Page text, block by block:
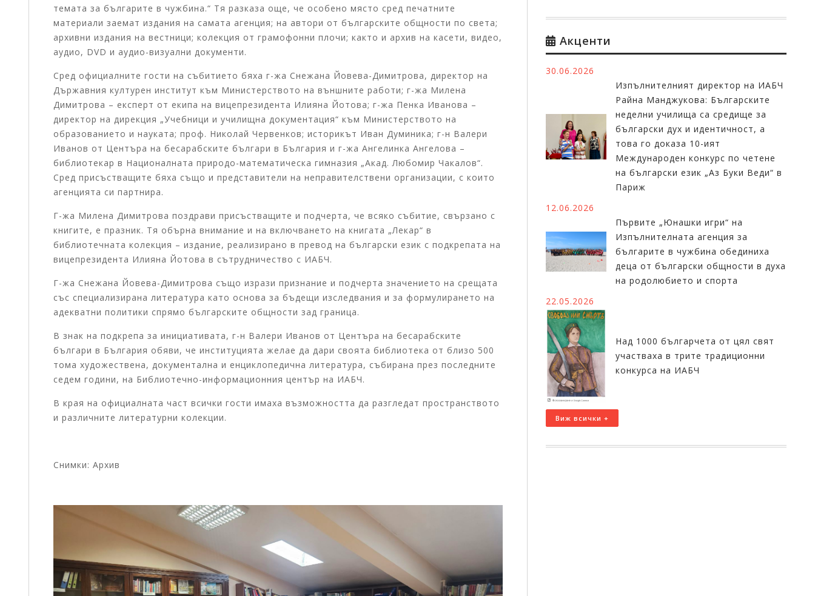
темата за българите в чужбина.“ Тя разказа още, че особено място сред печатните
материали заемат издания на самата агенция; на автори от българските общности по света;
архивни издания на вестници; колекция от грамофонни плочи; както и архив на касети, видео,
аудио, DVD и аудио-визуални документи.
Сред официалните гости на събитието бяха г-жа Снежана Йовева-Димитрова, директор на
Държавния културен институт към Министерството на външните работи; г-жа Милена
Димитрова – експерт от екипа на вицепрезидента Илияна Йотова; г-жа Пенка Иванова –
директор на дирекция „Учебници и училищна документация“ към Министерството на
образованието и науката; проф. Николай Червенков; историкът Иван Думиника; г-н Валери
Иванов от Центъра на бесарабските българи в България и г-жа Ангелинка Ангелова –
библиотекар в Националната природо-математическа гимназия „Акад. Любомир Чакалов“.
Сред присъстващите бяха също и представители на неправителствени организации, с които
агенцията си партнира.
Г-жа Милена Димитрова поздрави присъстващите и подчерта, че всяко събитие, свързано с
книгите, е празник. Тя обърна внимание и на включването на книгата „Лекар“ в
библиотечната колекция – издание, реализирано в превод на български език с подкрепата на
вицепрезидента Илияна Йотова в сътрудничество с ИАБЧ.
Г-жа Снежана Йовева-Димитрова също изрази признание и подчерта значението на срещата
със специализирана литература като основа за бъдещи изследвания и за формулирането на
адекватни политики спрямо българските общности зад граница.
В знак на подкрепа за инициативата, г-н Валери Иванов от Центъра на бесарабските
българи в България обяви, че институцията желае да дари своята библиотека от близо 500
тома художествена, документална и енциклопедична литература, събирана през последните
седем години, на Библиотечно-информационния център на ИАБЧ.
В края на официалната част всички гости имаха възможността да разгледат пространството
и различните литературни колекции.
Снимки: Архив
Акценти
30.06.2026
Изпълнителният директор на ИАБЧ
Райна Манджукова: Българските
неделни училища са средище за
български дух и идентичност, а
това го доказа 10-ият
Международен конкурс по четене
на български език „Аз Буки Веди“ в
Париж
12.06.2026
Първите „Юнашки игри“ на
Изпълнителната агенция за
българите в чужбина обединиха
деца от български общности в духа
на родолюбието и спорта
22.05.2026
Над 1000 българчета от цял свят
участваха в трите традиционни
конкурса на ИАБЧ
Виж всички +